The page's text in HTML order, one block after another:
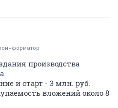
производства
и старт - 3 млн. руб.
вложений около 8